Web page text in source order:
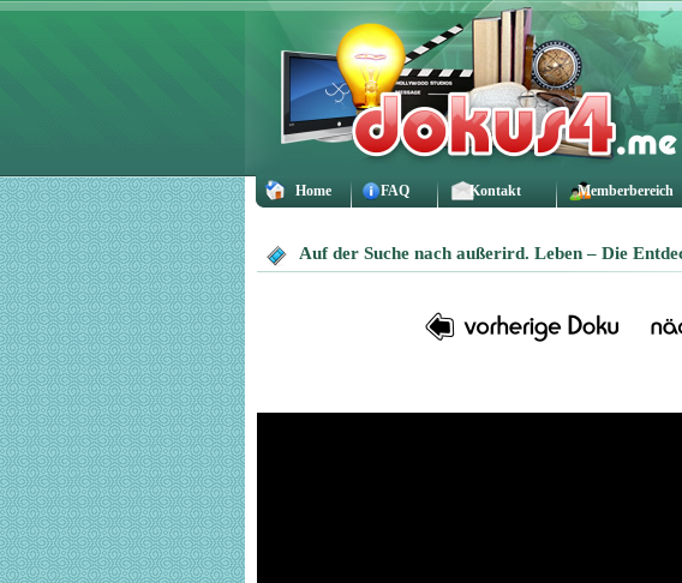
Home FAQ Kontakt Memberbereich
Auf der Suche nach außerird. Leben – Die